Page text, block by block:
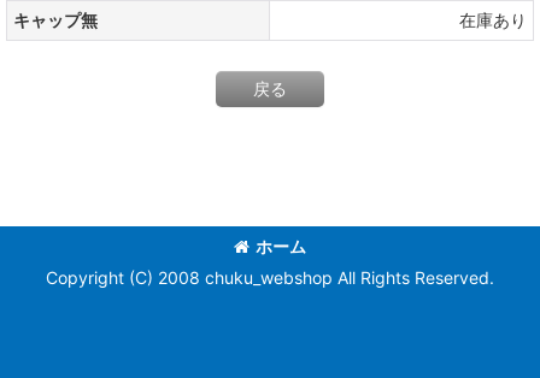
キャップ無
在庫あり
戻る
ホーム
Copyright (C) 2008 chuku_webshop All Rights Reserved.